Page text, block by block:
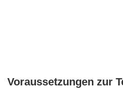
Voraussetzungen zur